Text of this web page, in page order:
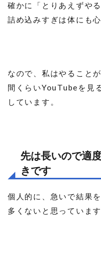
確かに「とりあえずや
詰め込みすぎは体にも
なので、私はやること
間くらいYouTubeを見
しています。
先は長いので適
きです
個人的に、急いで結果
多くないと思っています